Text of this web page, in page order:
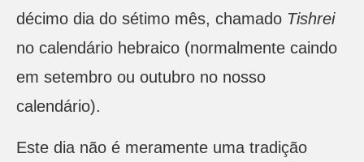
décimo dia do sétimo mês, chamado Tishrei
no calendário hebraico (normalmente caindo
em setembro ou outubro no nosso
calendário).
Este dia não é meramente uma tradição